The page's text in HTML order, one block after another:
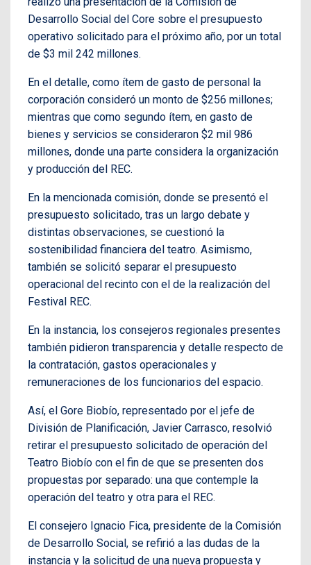
Desarrollo Social del Core sobre el presupuesto
operativo solicitado para el próximo año, por un total
de $3 mil 242 millones.
En el detalle, como ítem de gasto de personal la
corporación consideró un monto de $256 millones;
mientras que como segundo ítem, en gasto de
bienes y servicios se consideraron $2 mil 986
millones, donde una parte considera la organización
y producción del REC.
En la mencionada comisión, donde se presentó el
presupuesto solicitado, tras un largo debate y
distintas observaciones, se cuestionó la
sostenibilidad financiera del teatro. Asimismo,
también se solicitó separar el presupuesto
operacional del recinto con el de la realización del
Festival REC.
En la instancia, los consejeros regionales presentes
también pidieron transparencia y detalle respecto de
la contratación, gastos operacionales y
remuneraciones de los funcionarios del espacio.
Así, el Gore Biobío, representado por el jefe de
División de Planificación, Javier Carrasco, resolvió
retirar el presupuesto solicitado de operación del
Teatro Biobío con el fin de que se presenten dos
propuestas por separado: una que contemple la
operación del teatro y otra para el REC.
El consejero Ignacio Fica, presidente de la Comisión
de Desarrollo Social, se refirió a las dudas de la
instancia y la solicitud de una nueva propuesta y